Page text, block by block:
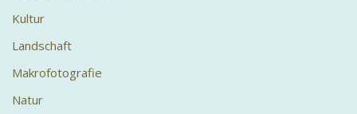
Kultur
Landschaft
Makrofotografie
Natur